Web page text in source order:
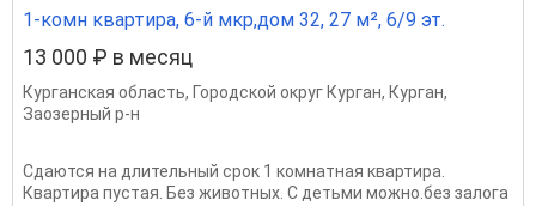
1-комн квартира, 6-й мкр,дом 32, 27 м², 6/9 эт.
13 000 ₽ в месяц
Курганская область, Городской округ Курган, Курган,
Заозерный р-н
Сдаются на длительный срок 1 комнатная квартира.
Квартира пустая. Без животных. С детьми можно.без залога